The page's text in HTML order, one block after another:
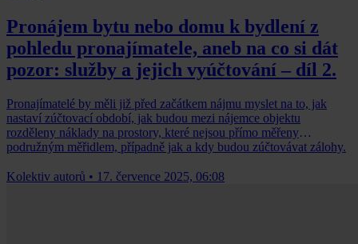
Pronájem bytu nebo domu k bydlení z
pohledu pronajímatele, aneb na co si dát
pozor: služby a jejich vyúčtování – díl 2.
Pronajímatelé by měli již před začátkem nájmu myslet na to, jak
nastaví zúčtovací období, jak budou mezi nájemce objektu
rozděleny náklady na prostory, které nejsou přímo měřeny
podružným měřidlem, případně jak a kdy budou zúčtovávat zálohy.
Kolektiv autorů • 17. července 2025, 06:08